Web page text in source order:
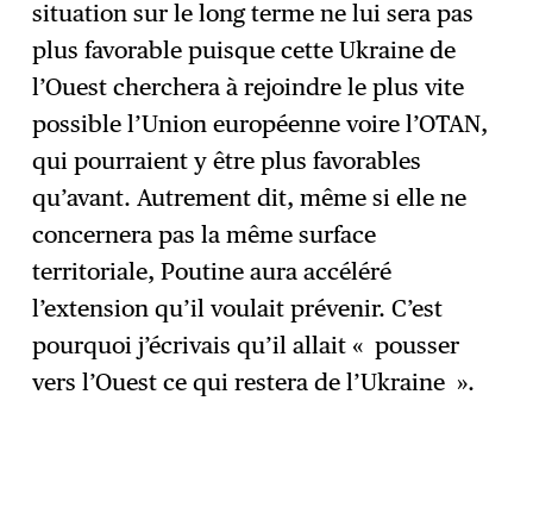
situation sur le long terme ne lui sera pas
plus favorable puisque cette Ukraine de
l’Ouest cherchera à rejoindre le plus vite
possible l’Union européenne voire l’OTAN,
qui pourraient y être plus favorables
qu’avant. Autrement dit, même si elle ne
concernera pas la même surface
territoriale, Poutine aura accéléré
l’extension qu’il voulait prévenir. C’est
pourquoi j’écrivais qu’il allait « pousser
vers l’Ouest ce qui restera de l’Ukraine ».